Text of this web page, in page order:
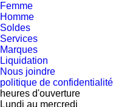
Femme
Homme
Soldes
Services
Marques
Liquidation
Nous joindre
politique de confidentialité
heures d'ouverture
Lundi au mercredi